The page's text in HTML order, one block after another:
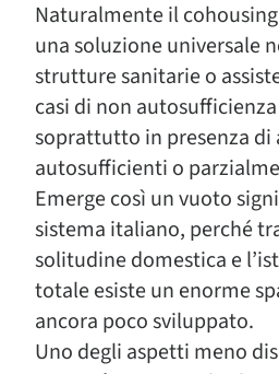
Naturalmente il
una soluzione universale
strutture sanitarie o
casi di non
soprattutto in presenza di
autosufficienti o
Emerge così un vuoto
sistema italiano, perché
solitudine domestica e
totale esiste un enorme
ancora poco sviluppato.
Uno degli aspetti meno